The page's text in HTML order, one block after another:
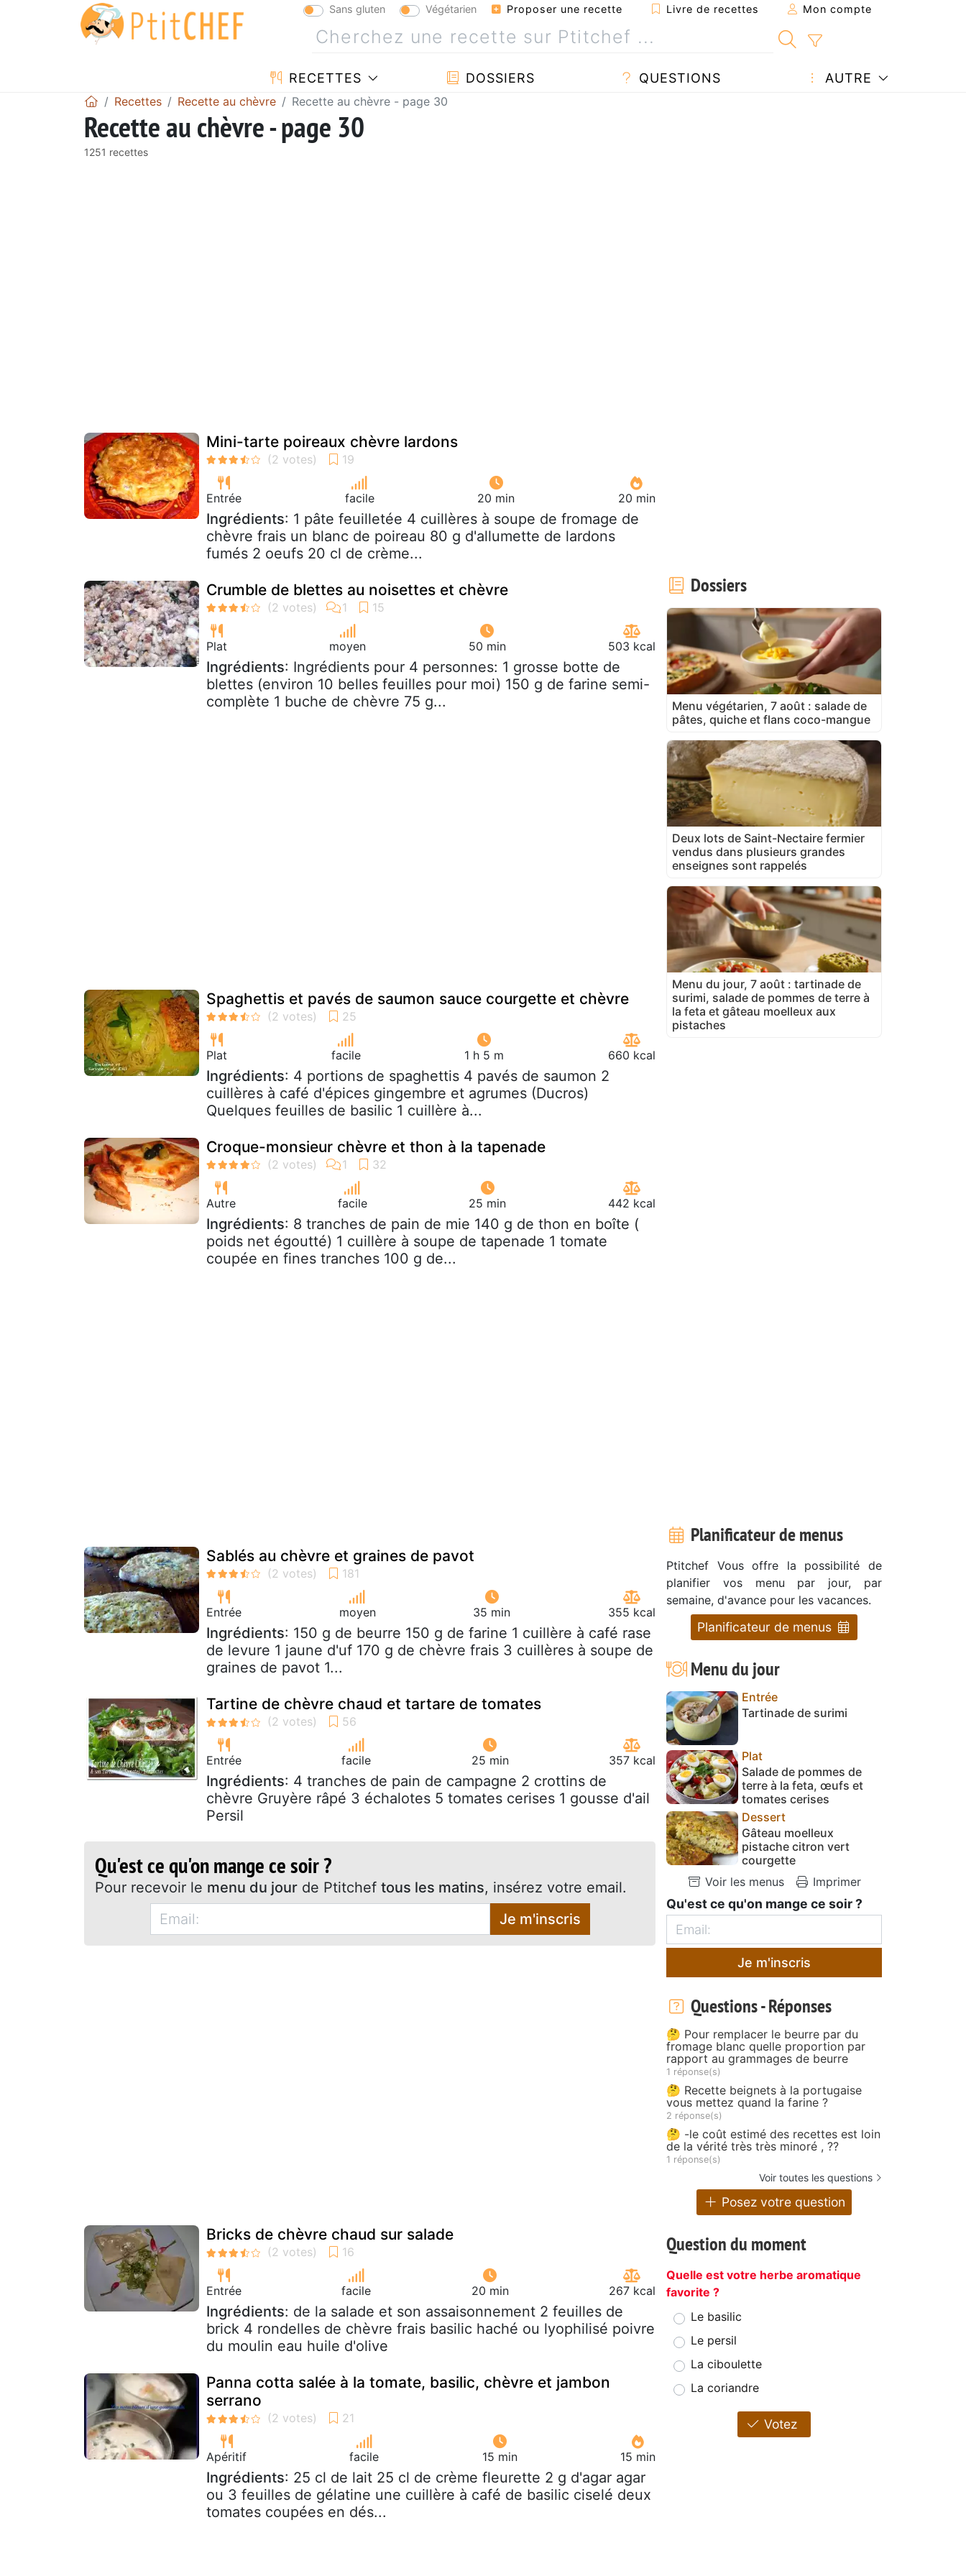
Sans gluten Végétarien Proposer une recette Livre de recettes Mon compte
RECETTES DOSSIERS QUESTIONS AUTRE
Recettes Recette au chèvre Recette au chèvre - page 30
Recette au chèvre - page 30
1251 recettes
Mini-tarte poireaux chèvre lardons
Entrée facile 20 min 20 min
Ingrédients: 1 pâte feuilletée 4 cuillères à soupe de fromage de
chèvre frais un blanc de poireau 80 g d'allumette de lardons
fumés 2 oeufs 20 cl de crème...
Crumble de blettes au noisettes et chèvre
Plat moyen 50 min 503 kcal
Ingrédients: Ingrédients pour 4 personnes: 1 grosse botte de
blettes (environ 10 belles feuilles pour moi) 150 g de farine semi-
complète 1 buche de chèvre 75 g...
Spaghettis et pavés de saumon sauce courgette et chèvre
Plat facile 1 h 5 m 660 kcal
Ingrédients: 4 portions de spaghettis 4 pavés de saumon 2
cuillères à café d'épices gingembre et agrumes (Ducros)
Quelques feuilles de basilic 1 cuillère à...
Croque-monsieur chèvre et thon à la tapenade
Autre facile 25 min 442 kcal
Ingrédients: 8 tranches de pain de mie 140 g de thon en boîte (
poids net égoutté) 1 cuillère à soupe de tapenade 1 tomate
coupée en fines tranches 100 g de...
Sablés au chèvre et graines de pavot
Entrée moyen 35 min 355 kcal
Ingrédients: 150 g de beurre 150 g de farine 1 cuillère à café rase
de levure 1 jaune d'uf 170 g de chèvre frais 3 cuillères à soupe de
graines de pavot 1...
Tartine de chèvre chaud et tartare de tomates
Entrée facile 25 min 357 kcal
Ingrédients: 4 tranches de pain de campagne 2 crottins de
chèvre Gruyère râpé 3 échalotes 5 tomates cerises 1 gousse d'ail
Persil
Qu'est ce qu'on mange ce soir ?
Pour recevoir le menu du jour de Ptitchef tous les matins, insérez votre email.
Je m'inscris
Bricks de chèvre chaud sur salade
Entrée facile 20 min 267 kcal
Ingrédients: de la salade et son assaisonnement 2 feuilles de
brick 4 rondelles de chèvre frais basilic haché ou lyophilisé poivre
du moulin eau huile d'olive
Panna cotta salée à la tomate, basilic, chèvre et jambon
serrano
Apéritif facile 15 min 15 min
Ingrédients: 25 cl de lait 25 cl de crème fleurette 2 g d'agar agar
ou 3 feuilles de gélatine une cuillère à café de basilic ciselé deux
tomates coupées en dés...
Dossiers
Menu végétarien, 7 août : salade de
pâtes, quiche et flans coco-mangue
Deux lots de Saint-Nectaire fermier
vendus dans plusieurs grandes
enseignes sont rappelés
Menu du jour, 7 août : tartinade de
surimi, salade de pommes de terre à
la feta et gâteau moelleux aux
pistaches
Planificateur de menus
Ptitchef Vous offre la possibilité de
planifier vos menu par jour, par
semaine, d'avance pour les vacances.
Planificateur de menus
Menu du jour
Entrée
Tartinade de surimi
Plat
Salade de pommes de
terre à la feta, œufs et
tomates cerises
Dessert
Gâteau moelleux
pistache citron vert
courgette
Voir les menus
Imprimer
Qu'est ce qu'on mange ce soir ?
Je m'inscris
Questions - Réponses
🤔 Pour remplacer le beurre par du
fromage blanc quelle proportion par
rapport au grammages de beurre
1 réponse(s)
🤔 Recette beignets à la portugaise
vous mettez quand la farine ?
2 réponse(s)
🤔 -le coût estimé des recettes est loin
de la vérité très très minoré , ??
1 réponse(s)
Voir toutes les questions
Posez votre question
Question du moment
Quelle est votre herbe aromatique
favorite ?
Le basilic
Le persil
La ciboulette
La coriandre
Votez